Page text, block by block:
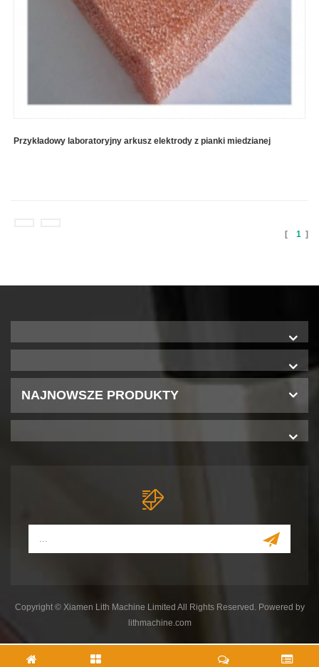
Przykładowy laboratoryjny arkusz elektrody z pianki miedzianej
[ 1 ]
NAJNOWSZE PRODUKTY
Copyright © Xiamen Lith Machine Limited All Rights Reserved. Powered by
lithmachine.com